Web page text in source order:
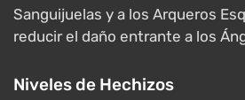
Sanguijuelas y a los Arqueros
reducir el daño entrante a los
Niveles de Hechizos